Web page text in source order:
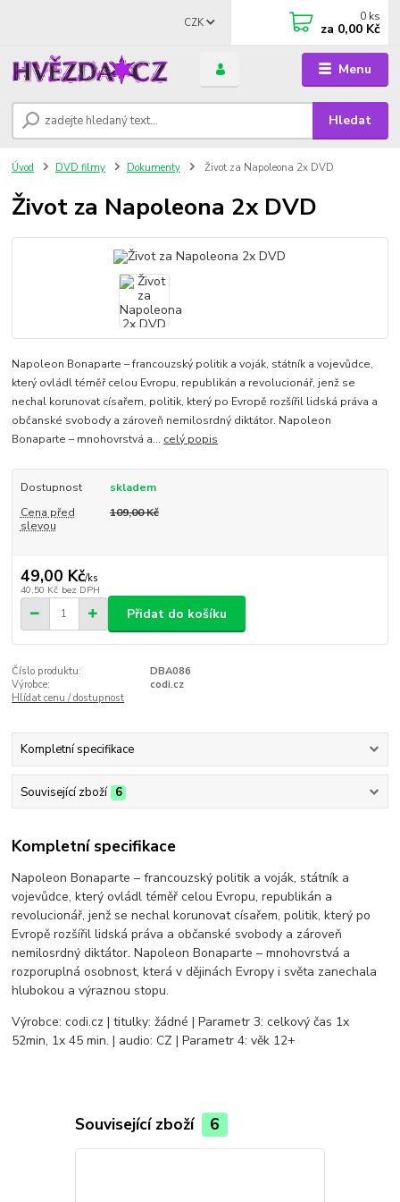
Menu
CZK
Hledat
0 ks
za 0,00 Kč
Úvod DVD filmy Dokumenty Život za Napoleona 2x DVD
Život za Napoleona 2x DVD
Napoleon Bonaparte – francouzský politik a voják, státník a vojevůdce,
který ovládl téměř celou Evropu, republikán a revolucionář, jenž se
nechal korunovat císařem, politik, který po Evropě rozšířil lidská práva a
občanské svobody a zároveň nemilosrdný diktátor. Napoleon
Bonaparte – mnohovrstvá a... celý popis
Dostupnost
skladem
Cena před
slevou
109,00 Kč
49,00 Kč/ks
40,50 Kč bez DPH
Přidat do košíku
Číslo produktu:
DBA086
Výrobce:
codi.cz
Hlídat cenu / dostupnost
Kompletní specifikace
Související zboží 6
Kompletní specifikace
Napoleon Bonaparte – francouzský politik a voják, státník a
vojevůdce, který ovládl téměř celou Evropu, republikán a
revolucionář, jenž se nechal korunovat císařem, politik, který po
Evropě rozšířil lidská práva a občanské svobody a zároveň
nemilosrdný diktátor. Napoleon Bonaparte – mnohovrstvá a
rozporuplná osobnost, která v dějinách Evropy i světa zanechala
hlubokou a výraznou stopu.
Výrobce: codi.cz | titulky: žádné | Parametr 3: celkový čas 1x
52min, 1x 45 min. | audio: CZ | Parametr 4: věk 12+
Související zboží 6